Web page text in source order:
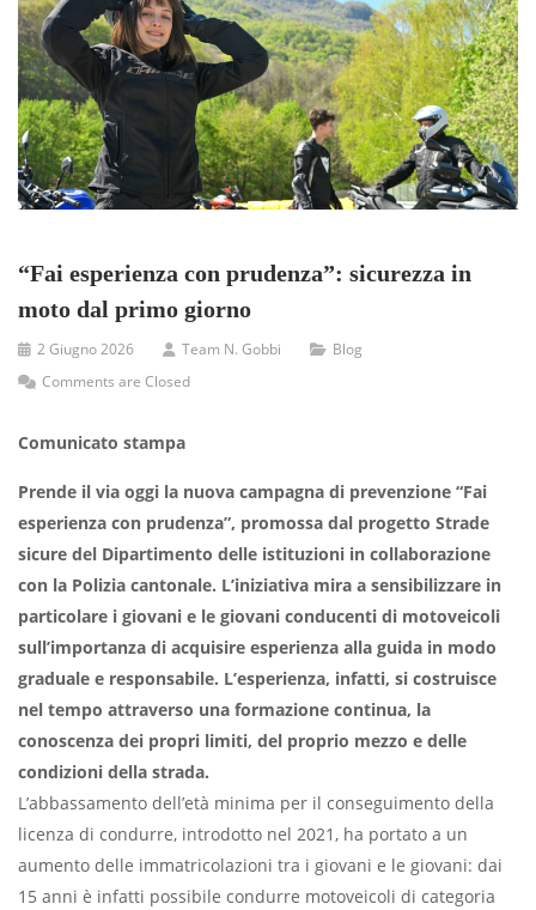
“Fai esperienza con prudenza”: sicurezza in
moto dal primo giorno
2 Giugno 2026 Team N. Gobbi
Blog
Comments are Closed
Comunicato stampa
Prende il via oggi la nuova campagna di prevenzione “Fai
esperienza con prudenza”, promossa dal progetto Strade
sicure del Dipartimento delle istituzioni in collaborazione
con la Polizia cantonale. L’iniziativa mira a sensibilizzare in
particolare i giovani e le giovani conducenti di motoveicoli
sull’importanza di acquisire esperienza alla guida in modo
graduale e responsabile. L’esperienza, infatti, si costruisce
nel tempo attraverso una formazione continua, la
conoscenza dei propri limiti, del proprio mezzo e delle
condizioni della strada.
L’abbassamento dell’età minima per il conseguimento della
licenza di condurre, introdotto nel 2021, ha portato a un
aumento delle immatricolazioni tra i giovani e le giovani: dai
15 anni è infatti possibile condurre motoveicoli di categoria